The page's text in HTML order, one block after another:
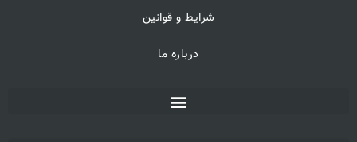
شرایط و قوانین
درباره ما